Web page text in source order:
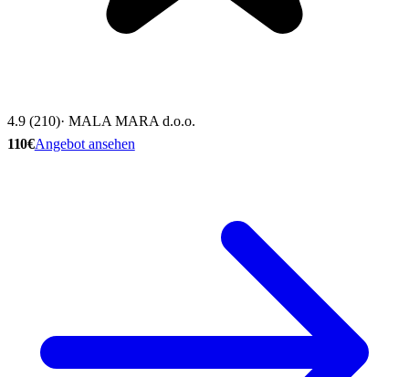
4.9 (210)· MALA MARA d.o.o.
110€Angebot ansehen